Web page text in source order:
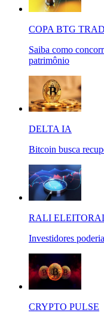
COPA BTG
Saiba como
patrimônio
DELTA IA
Bitcoin busca
RALI
Investidores
CRYPTO PULSE